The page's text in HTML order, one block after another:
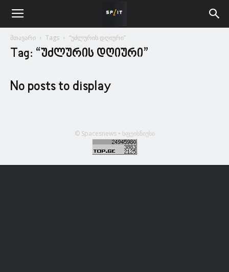
მთავარი Tags “უძლურის დღიური”
Tag: “უძლურის დღიური”
No posts to display
© Spacesnews • სფეისნიუსი